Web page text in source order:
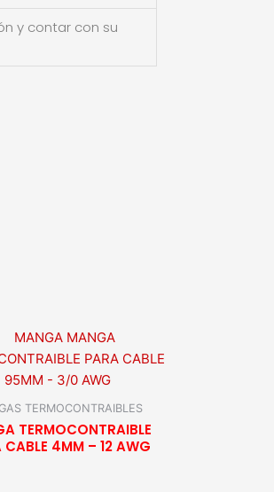
y contar con su
TERMOCONTRAIBLES
TERMOCONTRAIBLE
CABLE 4MM – 12 AWG